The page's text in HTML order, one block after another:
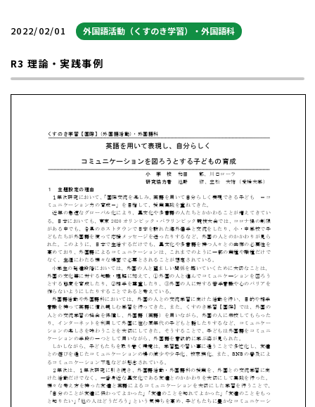
2022/02/01 外国語活動（くすのき学習）・外国語科
R3 理論・実践事例